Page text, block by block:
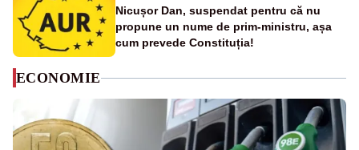
Nicușor Dan, suspendat pentru că nu
propune un nume de prim-ministru, așa
cum prevede Constituția!
ECONOMIE